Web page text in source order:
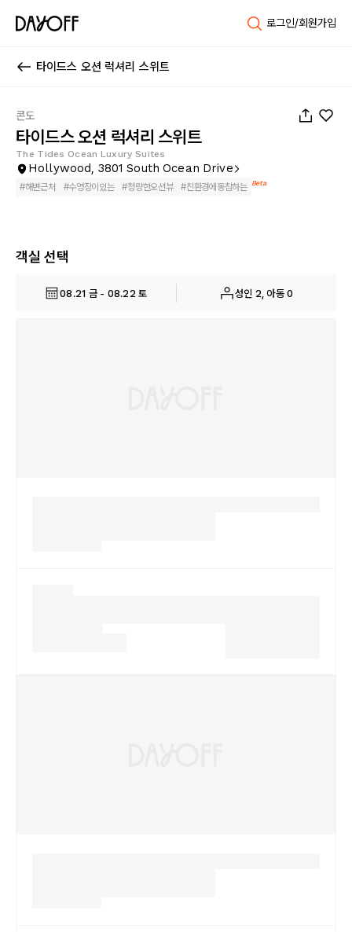
로그인/회원가입
타이드스 오션 럭셔리 스위트
콘도
타이드스 오션 럭셔리 스위트
The Tides Ocean Luxury Suites
Hollywood, 3801 South Ocean Drive
#해변근처 #수영장이있는 #청량한오션뷰 #친환경에동참하는 Beta
객실 선택
08.21 금 - 08.22 토 성인 2, 아동 0